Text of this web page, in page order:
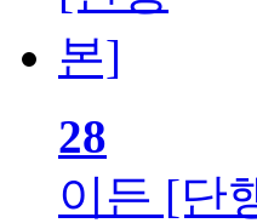
28
이든 [단